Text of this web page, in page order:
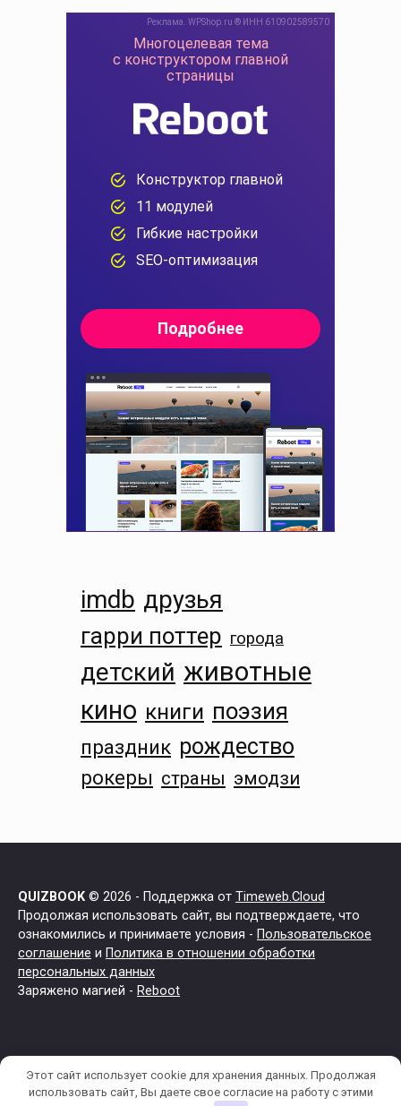
imdb друзья
гарри поттер города
детский животные
кино книги поэзия
праздник рождество
рокеры страны эмодзи
QUIZBOOK © 2026 - Поддержка от Timeweb.Cloud
Продолжая использовать сайт, вы подтверждаете, что
ознакомились и принимаете условия - Пользовательское
соглашение и Политика в отношении обработки
персональных данных
Заряжено магией - Reboot
Главная Поиск Поделиться Инфо Меню
Этот сайт использует cookie для хранения данных. Продолжая
использовать сайт, Вы даете свое согласие на работу с этими